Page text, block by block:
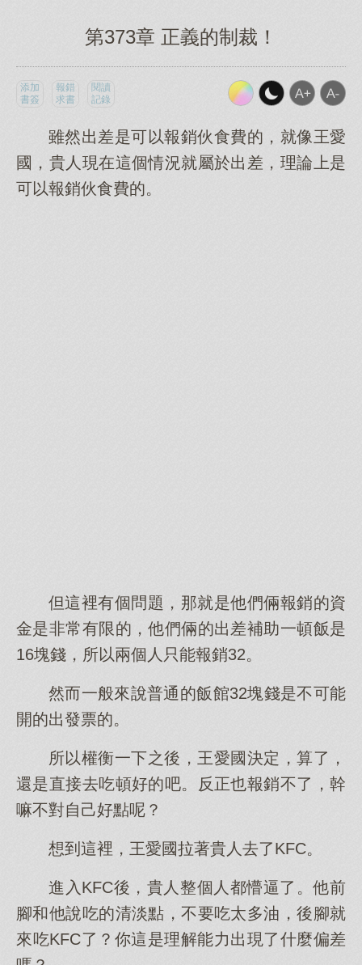
第373章 正義的制裁！
添加
書簽
報錯
求書
閱讀
記錄
雖然出差是可以報銷伙食費的，就像王愛
國，貴人現在這個情況就屬於出差，理論上是
可以報銷伙食費的。
但這裡有個問題，那就是他們倆報銷的資
金是非常有限的，他們倆的出差補助一頓飯是
16塊錢，所以兩個人只能報銷32。
然而一般來說普通的飯館32塊錢是不可能
開的出發票的。
所以權衡一下之後，王愛國決定，算了，
還是直接去吃頓好的吧。反正也報銷不了，幹
嘛不對自己好點呢？
想到這裡，王愛國拉著貴人去了KFC。
進入KFC後，貴人整個人都懵逼了。他前
腳和他說吃的清淡點，不要吃太多油，後腳就
來吃KFC了？你這是理解能力出現了什麼偏差